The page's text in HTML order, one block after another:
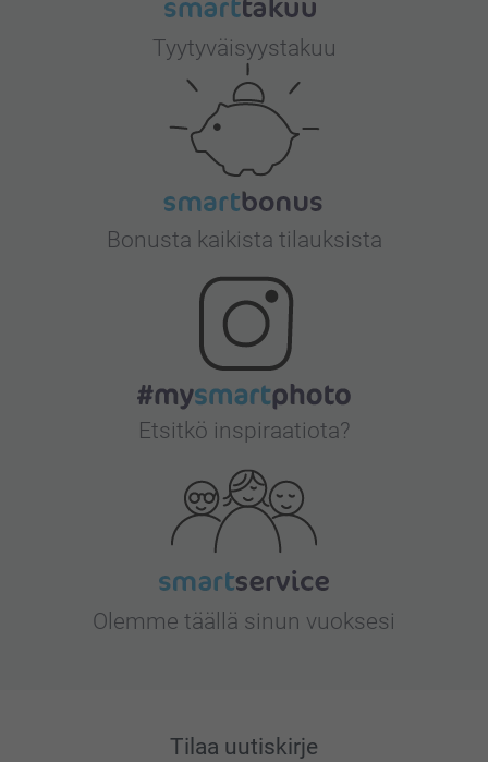
Tyytyväisyystakuu
Bonusta kaikista tilauksista
Etsitkö inspiraatiota?
Olemme täällä sinun vuoksesi
Tilaa uutiskirje